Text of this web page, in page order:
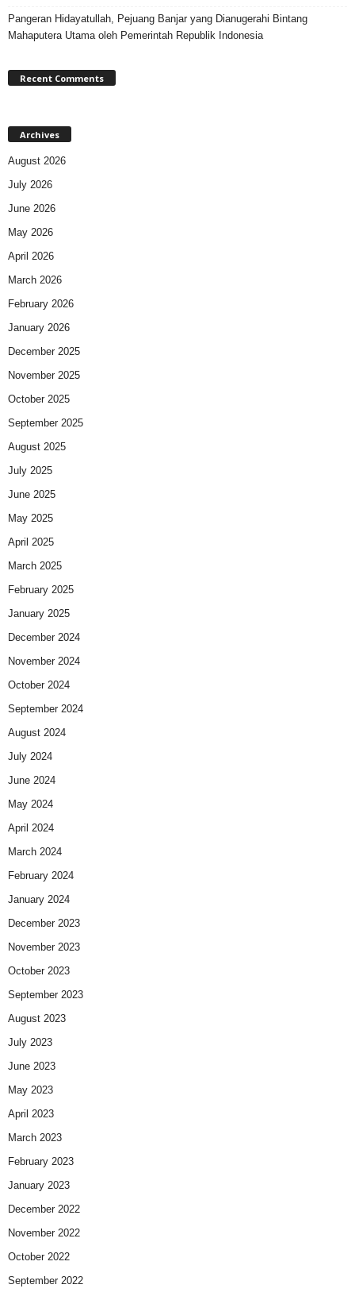
Pangeran Hidayatullah, Pejuang Banjar yang Dianugerahi Bintang
Mahaputera Utama oleh Pemerintah Republik Indonesia
Recent Comments
Archives
August 2026
July 2026
June 2026
May 2026
April 2026
March 2026
February 2026
January 2026
December 2025
November 2025
October 2025
September 2025
August 2025
July 2025
June 2025
May 2025
April 2025
March 2025
February 2025
January 2025
December 2024
November 2024
October 2024
September 2024
August 2024
July 2024
June 2024
May 2024
April 2024
March 2024
February 2024
January 2024
December 2023
November 2023
October 2023
September 2023
August 2023
July 2023
June 2023
May 2023
April 2023
March 2023
February 2023
January 2023
December 2022
November 2022
October 2022
September 2022